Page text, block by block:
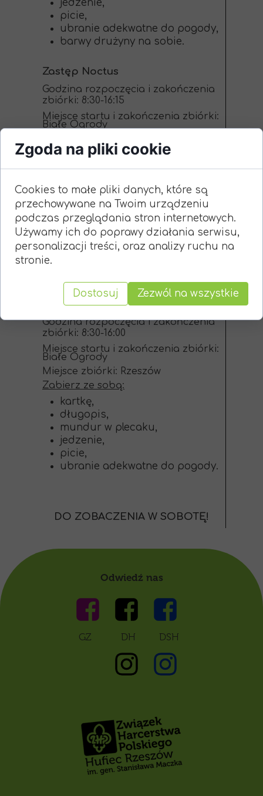
GZ DH DSH
Odwiedź nas
jedzenie,
picie,
ubranie adekwatne do pogody,
barwy drużyny na sobie.
Zastęp Noctus
Godzina rozpoczęcia i zakończenia
zbiórki: 8:30-16:15
Miejsce startu i zakończenia zbiórki:
Białe Ogrody
Zabierz ze sobą:
kartę miejską lub 2 bilety
jedzenie,
picie,
długopis,
ołówek,
kredki,
Zastęp Olores
Godzina rozpoczęcia i zakończenia
zbiórki: 8:30-16:00
Miejsce startu i zakończenia zbiórki:
Białe Ogrody
Miejsce zbiórki: Rzeszów
Zabierz ze sobą:
kartkę,
długopis,
mundur w plecaku,
jedzenie,
picie,
ubranie adekwatne do pogody.
DO ZOBACZENIA W SOBOTĘ!
Zgoda na pliki cookie
Cookies to małe pliki danych, które są
przechowywane na Twoim urządzeniu
podczas przeglądania stron internetowych.
Używamy ich do poprawy działania serwisu,
personalizacji treści, oraz analizy ruchu na
stronie.
Dostosuj Zezwól na wszystkie